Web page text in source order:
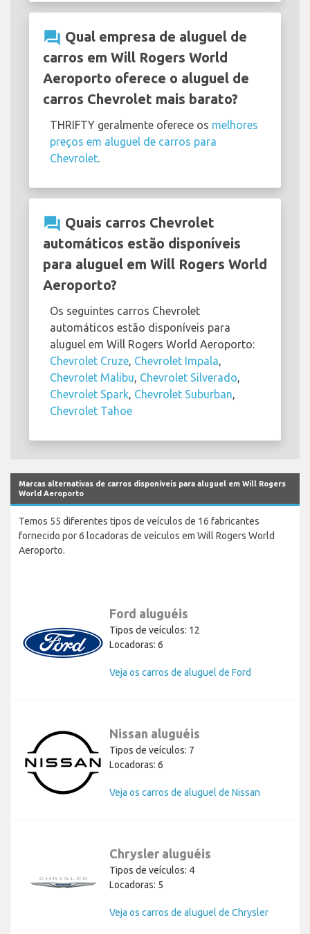
question_answer Qual empresa de aluguel de
carros em Will Rogers World
Aeroporto oferece o aluguel de
carros Chevrolet mais barato?
THRIFTY geralmente oferece os melhores
preços em aluguel de carros para
Chevrolet.
question_answer Quais carros Chevrolet
automáticos estão disponíveis
para aluguel em Will Rogers World
Aeroporto?
Os seguintes carros Chevrolet
automáticos estão disponíveis para
aluguel em Will Rogers World Aeroporto:
Chevrolet Cruze, Chevrolet Impala,
Chevrolet Malibu, Chevrolet Silverado,
Chevrolet Spark, Chevrolet Suburban,
Chevrolet Tahoe
Marcas alternativas de carros disponíveis para aluguel em Will Rogers
World Aeroporto
Temos 55 diferentes tipos de veículos de 16 fabricantes
fornecido por 6 locadoras de veículos em Will Rogers World
Aeroporto.
Ford aluguéis
Tipos de veículos: 12
Locadoras: 6
Veja os carros de aluguel de Ford
Nissan aluguéis
Tipos de veículos: 7
Locadoras: 6
Veja os carros de aluguel de Nissan
Chrysler aluguéis
Tipos de veículos: 4
Locadoras: 5
Veja os carros de aluguel de Chrysler